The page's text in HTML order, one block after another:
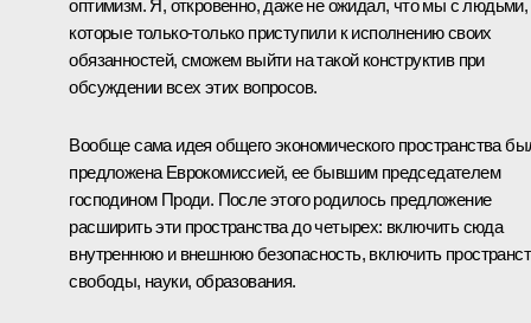
оптимизм. Я, откровенно, даже не ожидал, что мы с людьми,
которые только-только приступили к исполнению своих
обязанностей, сможем выйти на такой конструктив при
обсуждении всех этих вопросов.
Вообще сама идея общего экономического пространства
предложена Еврокомиссией, ее бывшим председателем
господином Проди. После этого родилось предложение
расширить эти пространства до четырех: включить сюда
внутреннюю и внешнюю безопасность, включить
свободы, науки, образования.